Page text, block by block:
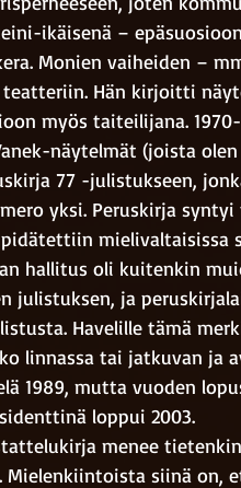
ikäisenä –
Monien vaiheiden –
Hän kirjoitti
myös taiteilijana.
näytelmät (joista
77 -julistukseen,
yksi. Peruskirja syntyi
mielivaltaisissa
hallitus oli kuitenkin
julistuksen, ja
Havelille tämä
linnassa tai jatkuvan ja
1989, mutta vuoden
loppui 2003.
menee
Mielenkiintoista siinä on,